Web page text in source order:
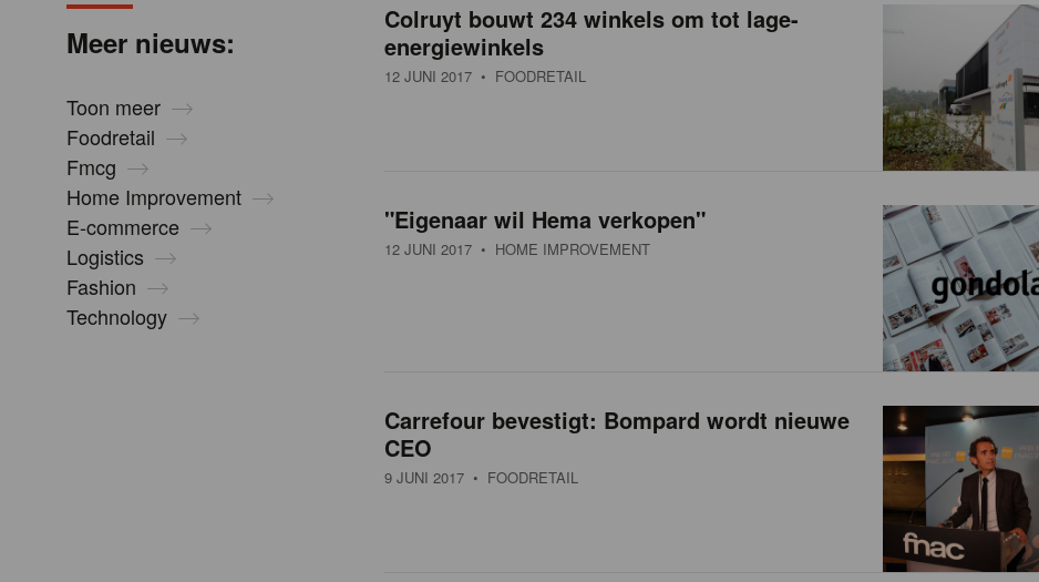
Meer nieuws:
Toon meer
Foodretail
Fmcg
Home Improvement
E-commerce
Logistics
Fashion
Technology
Colruyt bouwt 234 winkels om tot lage-
energiewinkels
12 JUNI 2017 • FOODRETAIL
"Eigenaar wil Hema verkopen"
12 JUNI 2017 • HOME IMPROVEMENT
Carrefour bevestigt: Bompard wordt nieuwe
CEO
9 JUNI 2017 • FOODRETAIL
P
a
g
i
o
Vorige
Page
Page
Page
Page
Current
page
Page
Page
Page
Page
Volgende